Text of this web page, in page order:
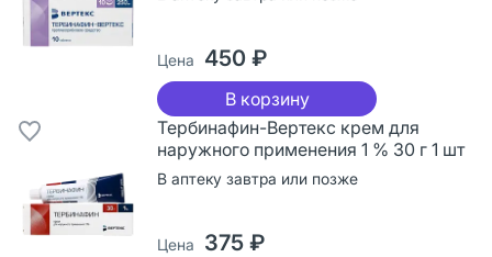
Цена 450 ₽
В корзину
Тербинафин-Вертекс крем для
наружного применения 1 % 30 г 1 шт
В аптеку завтра или позже
Цена 375 ₽